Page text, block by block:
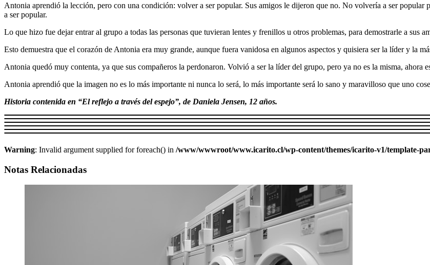
Antonia aprendió la lección, pero con una condición: volver a ser popular. Sus amigos le dijeron que no. No volvería a ser
a ser popular.
Lo que hizo fue dejar entrar al grupo a todas las personas que tuvieran lentes y frenillos u otros problemas, para demostrarle a sus
Esto demuestra que el corazón de Antonia era muy grande, aunque fuera vanidosa en algunos aspectos y quisiera ser la líder y la
Antonia quedó muy contenta, ya que sus compañeros la perdonaron. Volvió a ser la líder del grupo, pero ya no es la misma, ahora
Antonia aprendió que la imagen no es lo más importante ni nunca lo será, lo más importante será lo sano y maravilloso que uno
Historia contenida en “El reflejo a través del espejo”, de Daniela Jensen, 12 años.
Warning: Invalid argument supplied for foreach() in /www/wwwroot/www.icarito.cl/wp-content/themes/icarito-v1/template-
Notas Relacionadas